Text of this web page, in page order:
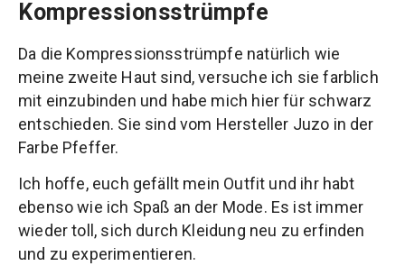
Kompressionsstrümpfe
Da die Kompressionsstrümpfe natürlich wie
meine zweite Haut sind, versuche ich sie farblich
mit einzubinden und habe mich hier für schwarz
entschieden. Sie sind vom Hersteller Juzo in der
Farbe Pfeffer.
Ich hoffe, euch gefällt mein Outfit und ihr habt
ebenso wie ich Spaß an der Mode. Es ist immer
wieder toll, sich durch Kleidung neu zu erfinden
und zu experimentieren.